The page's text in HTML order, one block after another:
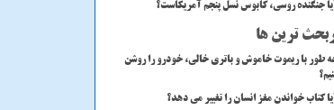
جنگنده روسی، کابوس نسل پنجم آمریکاست؟
ترین ها
طور با ریموت خاموش و باتری خالی، خودرو را روشن
کتاب خواندن مغز انسان را تغییر می دهد؟